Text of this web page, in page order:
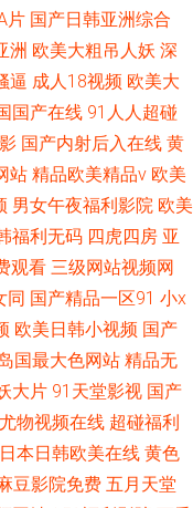
片 国产日韩亚洲综合
洲 欧美大粗吊人妖 深
逼 成人18视频 欧美大
国产在线 91人人超碰
国产内射后入在线 黄
站 精品欧美精品v 欧美
男女午夜福利影院 欧美
福利无码 四虎四房 亚
观看 三级网站视频网
同 国产精品一区91 小x
欧美日韩小视频 国产
国最大色网站 精品无
大片 91天堂影视 国产
物视频在线 超碰福利
日本日韩欧美在线 黄色
豆影院免费 五月天堂